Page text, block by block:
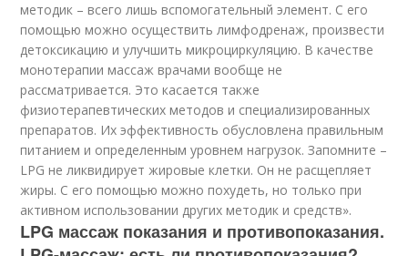
методик – всего лишь вспомогательный элемент. С его
помощью можно осуществить лимфодренаж, произвести
детоксикацию и улучшить микроциркуляцию. В качестве
монотерапии массаж врачами вообще не
рассматривается. Это касается также
физиотерапевтических методов и специализированных
препаратов. Их эффективность обусловлена правильным
питанием и определенным уровнем нагрузок. Запомните –
LPG не ликвидирует жировые клетки. Он не расщепляет
жиры. С его помощью можно похудеть, но только при
активном использовании других методик и средств».
LPG массаж показания и противопоказания.